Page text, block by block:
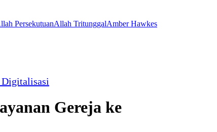
PersekutuanAllah TritunggalAmber Hawkes
Digitalisasi
Gereja ke